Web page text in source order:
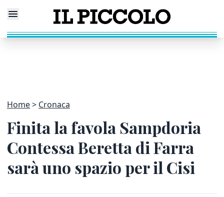
Home Cronaca
Finita la favola Sampdoria
Contessa Beretta di Farra
sarà uno spazio per il Cisi